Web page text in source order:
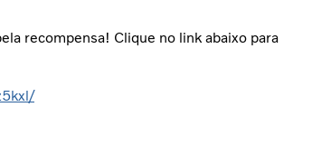
recompensa! Clique no link abaixo para